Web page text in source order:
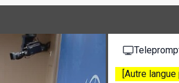
[Autre langue